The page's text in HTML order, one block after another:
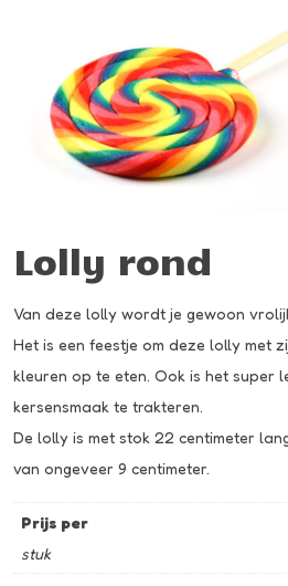
Van deze lolly wordt je gewoon
Het is een feestje om deze lolly met
kleuren op te eten. Ook is het super
kersensmaak te trakteren.
De lolly is met stok 22 centimeter
van ongeveer 9 centimeter.
Prijs per
stuk
Lolly rond